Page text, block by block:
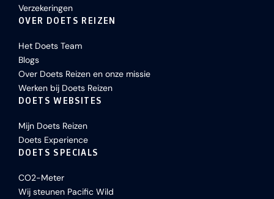
Verzekeringen
OVER DOETS REIZEN
Het Doets Team
Blogs
Over Doets Reizen en onze missie
Werken bij Doets Reizen
DOETS WEBSITES
Mijn Doets Reizen
Doets Experience
DOETS SPECIALS
CO2-Meter
Wij steunen Pacific Wild